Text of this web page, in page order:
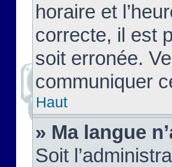
horaire et
correcte, il est
soit erronée.
communiquer
Haut
» Ma langue
Soit